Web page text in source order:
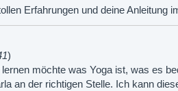
Erfahrungen und deine Anleitung
)
möchte was Yoga ist, was es
an der richtigen Stelle. Ich kann